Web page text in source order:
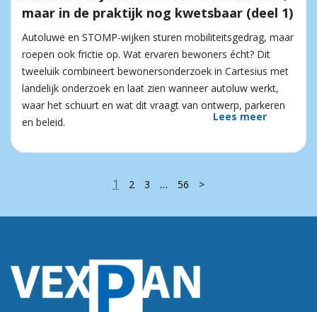
maar in de praktijk nog kwetsbaar (deel 1)
Autoluwe en STOMP-wijken sturen mobiliteitsgedrag, maar
roepen ook frictie op. Wat ervaren bewoners écht? Dit
tweeluik combineert bewonersonderzoek in Cartesius met
landelijk onderzoek en laat zien wanneer autoluw werkt,
waar het schuurt en wat dit vraagt van ontwerp, parkeren
en beleid.
Lees meer
1 2 3 … 56 >